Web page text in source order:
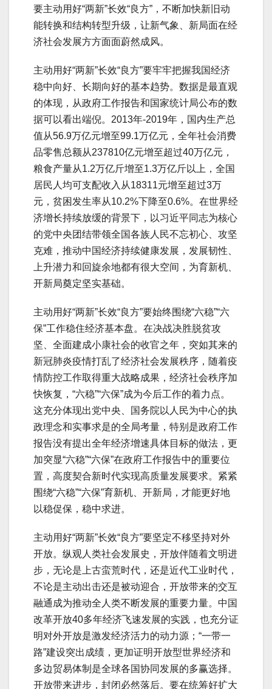
要主动用好“两新”长效“良方”，不断加快新旧动
能转换和结构转型升级，让新气象、新局面在经
济社会发展方方面面蔚然成风。
主动用好“两新”长效“良方”要牢牢把握我国经济
稳中向好、长期向好的基本趋势。数据是最直观
的体现，从政府工作报告和国家统计局公布的数
据可以看出端倪。2013年-2019年，国内生产总
值从56.9万亿元增至99.1万亿元，全年社会消费
品零售总额从237810亿元增至超过40万亿元，
粮食产量从1.2万亿斤增至1.3万亿斤以上，全国
居民人均可支配收入从18311元增至超过3万
元，贫困发生率从10.2%下降至0.6%。在世界经
济增长持续放缓的背景下，以习近平同志为核心
的党中央团结带领全国各族人民不忘初心、攻坚
克难，推动中国经济持续健康发展，发展韧性、
上升潜力和回旋余地都有很大空间，为育新机、
开新局奠定坚实基础。
主动用好“两新”长效“良方”要始终围绕“六稳”“六
保”工作稳住经济基本盘。在决战决胜脱贫攻
坚、全面建成小康社会的收官之年，突如其来的
新冠肺炎疫情打乱了经济社会发展秩序，随着疫
情防控工作取得重大战略成果，经济社会秩序加
快恢复，“六稳”“六保”成为今后工作的着力点。
这充分体现出党中央、国务院以人民为中心的执
政理念和实事求是的全局考量，特别是政府工作
报告没有提出全年经济增速具体目标的做法，更
加突显“六稳”“六保”在政府工作报告中的重要位
置，高度契合新时代实现高质量发展要求。紧紧
围绕“六稳”“六保”育新机、开新局，才能更好地
以稳促保，稳中求进。
主动用好“两新”长效“良方”要坚定不移坚持对外
开放。纵观人类社会发展史，开放伴随着文明进
步，无论是上古蛮荒时代，还是近代工业时代，
不论是主动出击还是被动迎合，开放带来的交互
融通成为推动全人类不断发展的重要力量。中国
改革开放40多年经济飞速发展的实践，也充分证
明对外开放是激发经济活力的动力源；“一带一
路”建设突出成绩，更加证明开放型世界经济和
多边贸易体制是全球各国协同发展的多赢选择。
开放带来进步，封闭必然落后。要在统筹好扩大